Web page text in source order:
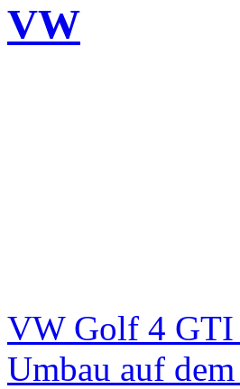
VW
VW Golf 4 GTI
Umbau auf